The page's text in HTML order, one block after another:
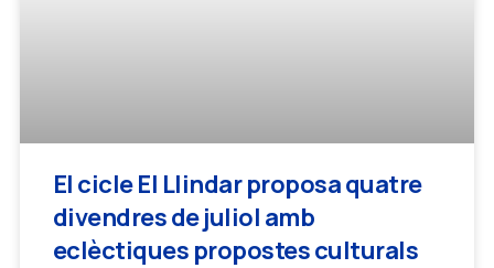
El cicle El Llindar proposa quatre
divendres de juliol amb
eclèctiques propostes culturals